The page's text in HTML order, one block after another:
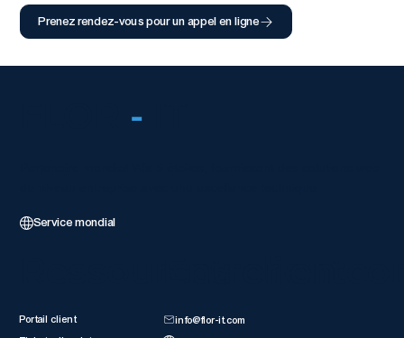
Prenez rendez-vous pour un appel en ligne
-
Service mondial
Portail client
info@flor-it.com